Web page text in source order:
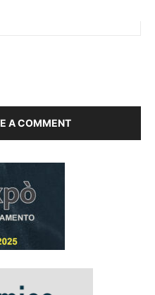
A COMMENT